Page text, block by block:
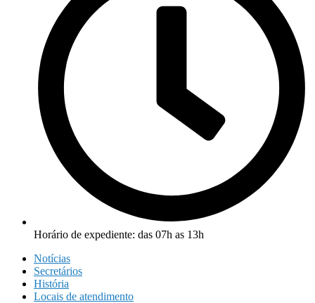
Horário de expediente: das 07h as 13h
Notícias
Secretários
História
Locais de atendimento